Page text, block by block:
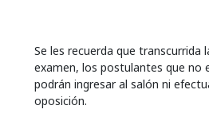
Se les recuerda que transcurrida
examen, los postulantes que no
podrán ingresar al salón ni
oposición.